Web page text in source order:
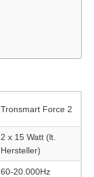
Tronsmart Force 2
2 x 15 Watt (lt.
Hersteller)
60-20.000Hz